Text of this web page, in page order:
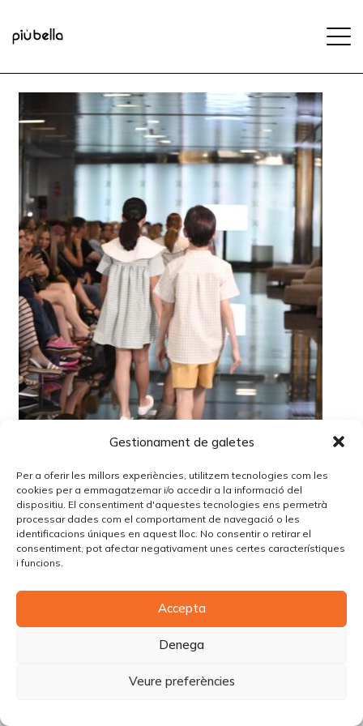
Gestionament de galetes
Per a oferir les millors experiències, utilitzem tecnologies com les
cookies per a emmagatzemar i/o accedir a la informació del
dispositiu. El consentiment d'aquestes tecnologies ens permetrà
processar dades com el comportament de navegació o les
identificacions úniques en aquest lloc. No consentir o retirar el
consentiment, pot afectar negativament unes certes característiques
i funcions.
Accepta
Denega
Veure preferències
© Copyright Piùbella Models Agency2026
Creative Corner Agency
Política de cookies